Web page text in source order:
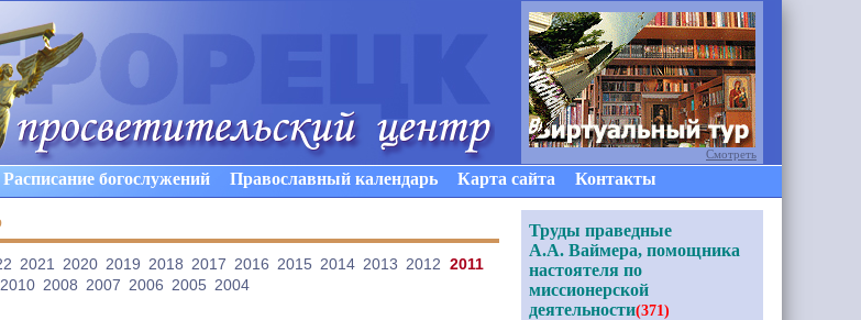
Расписание богослужений Православный календарь Карта сайта Контакты
2021 2020 2019 2018 2017 2016 2015 2014 2013 2012 2011
2010 2008 2007 2006 2005 2004
Смотреть
Труды праведные
А.А. Ваймера, помощника
настоятеля по
миссионерской
деятельности(371)